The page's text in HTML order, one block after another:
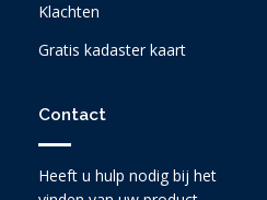
Klachten
Gratis kadaster kaart
Contact
Heeft u hulp nodig bij het